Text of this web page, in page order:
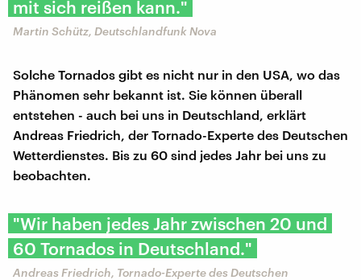
mit sich reißen kann."
Martin Schütz, Deutschlandfunk Nova
Solche Tornados gibt es nicht nur in den USA, wo das
Phänomen sehr bekannt ist. Sie können überall
entstehen - auch bei uns in Deutschland, erklärt
Andreas Friedrich, der Tornado-Experte des Deutschen
Wetterdienstes. Bis zu 60 sind jedes Jahr bei uns zu
beobachten.
"Wir haben jedes Jahr zwischen 20 und
60 Tornados in Deutschland."
Andreas Friedrich, Tornado-Experte des Deutschen